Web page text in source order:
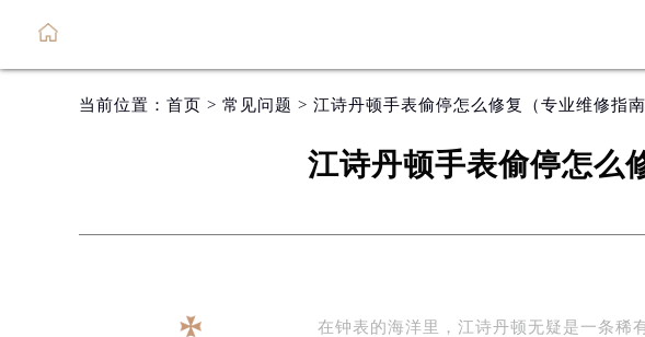
当前位置： 首页 > 常见问题 > 江诗丹顿手表偷停怎么修复（专业维修指
江诗丹顿手表偷停怎么
在钟表的海洋里，江诗丹顿无疑是一条稀